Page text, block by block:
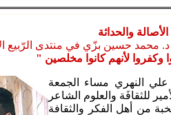
والحداثة
د. محمد حسين بزّي في منتدى الرّبيع
لأنهم كانوا مخلصين "
علي النهري مساء الجمعة
عام دار الأمير للثقافَة والعلوم الشاعر
من أهل الفكر والثقافة